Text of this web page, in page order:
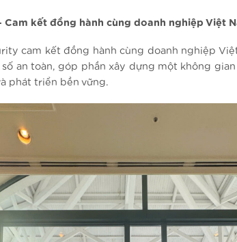
Cam kết đồng hành cùng doanh nghiệp Việt
cam kết đồng hành cùng doanh nghiệp
an toàn, góp phần xây dựng một không
phát triển bền vững.